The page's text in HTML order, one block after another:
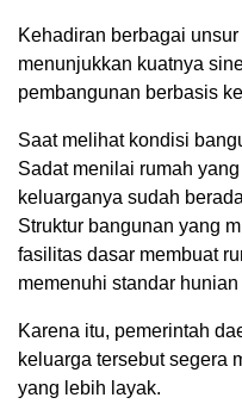
Kehadiran berbagai
menunjukkan kuatnya
pembangunan berbasis
Saat melihat kondisi
Sadat menilai rumah
keluarganya sudah
Struktur bangunan yang
fasilitas dasar membuat
memenuhi standar
Karena itu, pemerintah
keluarga tersebut segera
yang lebih layak.